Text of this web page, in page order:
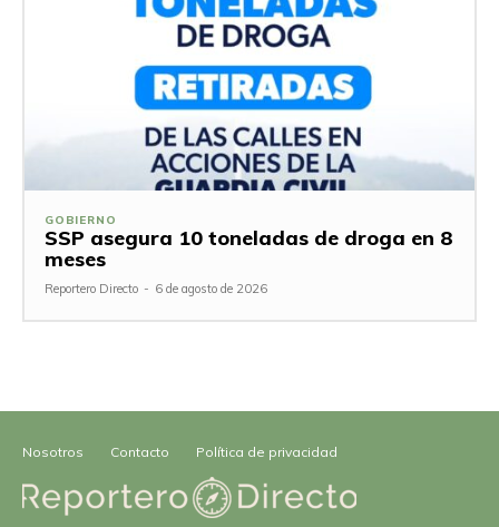
GOBIERNO
SSP asegura 10 toneladas de droga en 8
meses
Reportero Directo - 6 de agosto de 2026
Nosotros Contacto Política de privacidad